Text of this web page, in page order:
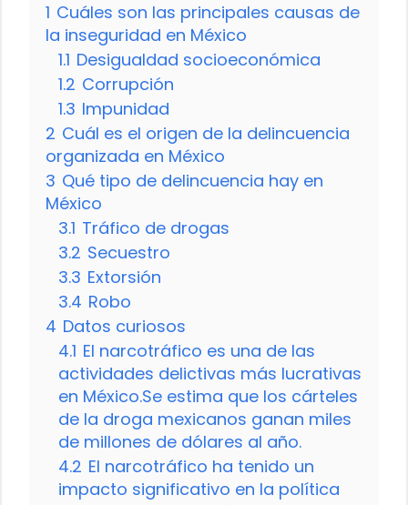
1 Cuáles son las principales causas de
la inseguridad en México
1.1 Desigualdad socioeconómica
1.2 Corrupción
1.3 Impunidad
2 Cuál es el origen de la delincuencia
organizada en México
3 Qué tipo de delincuencia hay en
México
3.1 Tráfico de drogas
3.2 Secuestro
3.3 Extorsión
3.4 Robo
4 Datos curiosos
4.1 El narcotráfico es una de las
actividades delictivas más lucrativas
en México.Se estima que los cárteles
de la droga mexicanos ganan miles
de millones de dólares al año.
4.2 El narcotráfico ha tenido un
impacto significativo en la política